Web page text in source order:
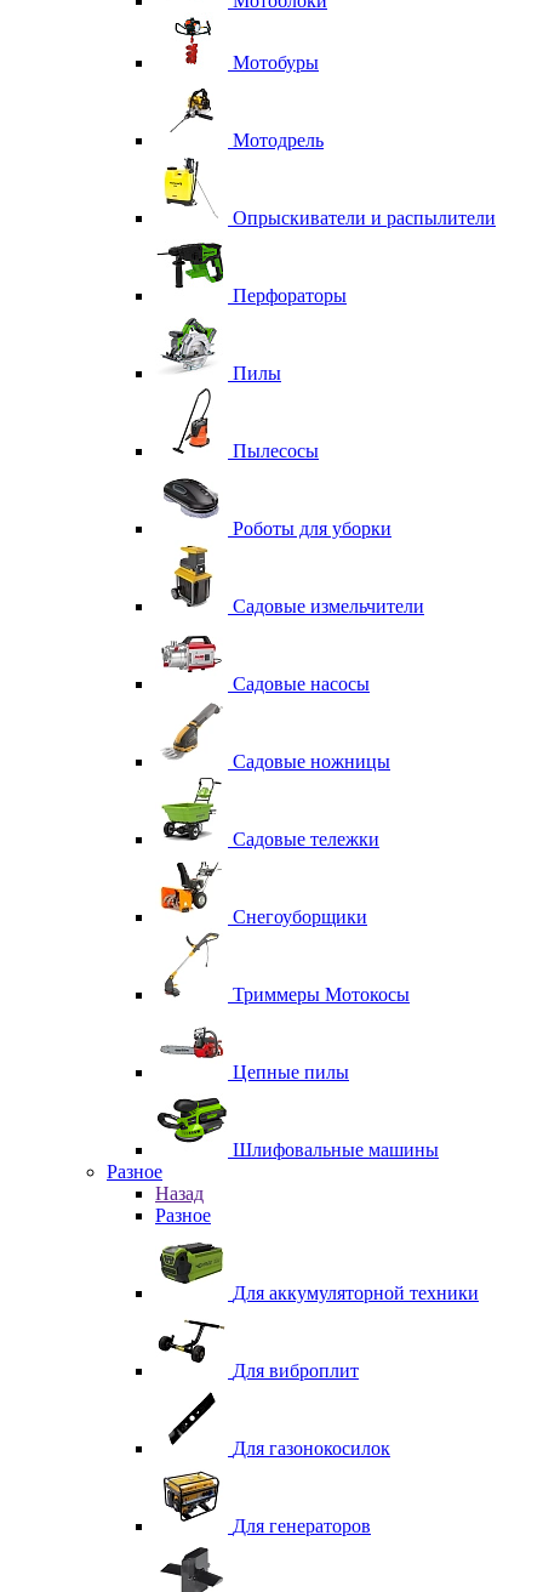
Мотобуры
Мотодрель
Опрыскиватели и распылители
Перфораторы
Пилы
Пылесосы
Роботы для уборки
Садовые измельчители
Садовые насосы
Садовые ножницы
Садовые тележки
Снегоуборщики
Триммеры Мотокосы
Цепные пилы
Шлифовальные машины
Разное
Назад
Разное
Для аккумуляторной техники
Для виброплит
Для газонокосилок
Для генераторов